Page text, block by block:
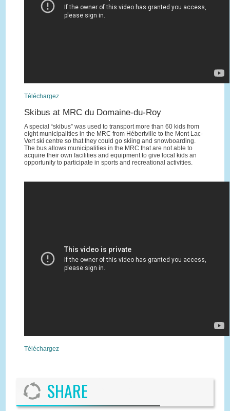
Téléchargez
Skibus at MRC du Domaine-du-Roy
A special “skibus” was used to transport more than 60 kids from
eight municipalities in the MRC from Hébertville to the Mont Lac-
Vert ski centre so that they could go skiing and snowboarding.
The bus allows municipalities in the MRC that are not able to
acquire their own facilities and equipment to give local kids an
opportunity to participate in sports and recreational activities.
Téléchargez
SHARE